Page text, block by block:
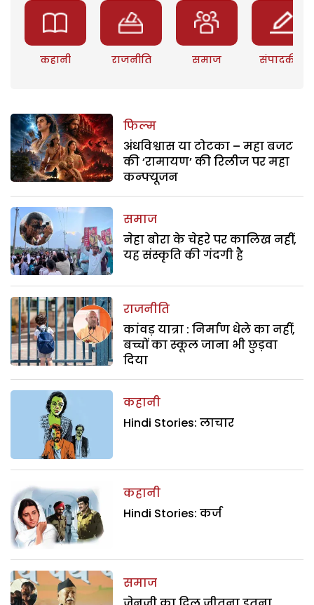
कहानी राजनीति समाज संपादकीय
फिल्म
अंधविश्वास या टोटका – महा बजट
की ‘रामायण’ की रिलीज पर महा
कन्फ्यूजन
समाज
नेहा बोरा के चेहरे पर कालिख नहीं,
यह संस्कृति की गंदगी है
राजनीति
कांवड़ यात्रा : निर्माण धेले का नहीं,
बच्चों का स्कूल जाना भी छुड़वा
दिया
कहानी
Hindi Stories: लाचार
कहानी
Hindi Stories: कर्ज
समाज